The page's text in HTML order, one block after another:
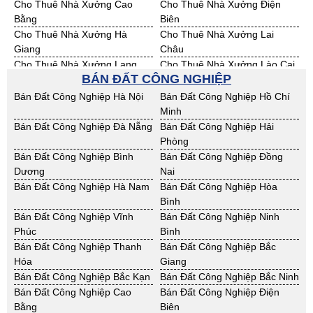
Cho Thuê Nhà Xưởng Cao
Bằng
Cho Thuê Nhà Xưởng Điện
Biên
Cho Thuê Nhà Xưởng Hà
Giang
Cho Thuê Nhà Xưởng Lai
Châu
Cho Thuê Nhà Xưởng Lạng
Cho Thuê Nhà Xưởng Lào Cai
Cho Thuê Nhà Xưởng Nam
Cho Thuê Nhà Xưởng Phú Thọ
Cho Thuê Nhà Xưởng Sơn La
Cho Thuê Nhà Xưởng Thái
Bình
Cho Thuê Nhà Xưởng Thái
Nguyên
Cho Thuê Nhà Xưởng Tuyên
Quang
Cho Thuê Nhà Xưởng Yên Bái
Cho Thuê Nhà Xưởng Thừa T.
Huế
Cho Thuê Nhà Xưởng Khánh
Hoà
Cho Thuê Nhà Xưởng Lâm
Đồng
Cho Thuê Nhà Xưởng Bình
Định
Cho Thuê Nhà Xưởng Bình
Thuận
Cho Thuê Nhà Xưởng Đăk
Nông
Cho Thuê Nhà Xưởng ĐắkLắk
Cho Thuê Nhà Xưởng Gia Lai
Cho Thuê Nhà Xưởng Hà Tĩnh
BÁN ĐẤT CÔNG NGHIỆP
Bán Đất Công Nghiệp Hà Nội
Bán Đất Công Nghiệp Hồ Chí
Minh
Bán Đất Công Nghiệp Đà Nẵng
Bán Đất Công Nghiệp Hải
Phòng
Bán Đất Công Nghiệp Bình
Dương
Bán Đất Công Nghiệp Đồng
Nai
Bán Đất Công Nghiệp Hà Nam
Bán Đất Công Nghiệp Hòa
Bình
Bán Đất Công Nghiệp Vĩnh
Phúc
Bán Đất Công Nghiệp Ninh
Bình
Bán Đất Công Nghiệp Thanh
Hóa
Bán Đất Công Nghiệp Bắc
Giang
Bán Đất Công Nghiệp Bắc Kạn
Bán Đất Công Nghiệp Bắc Ninh
Bán Đất Công Nghiệp Cao
Bằng
Bán Đất Công Nghiệp Điện
Biên